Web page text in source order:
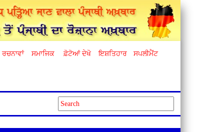
ਰਚਨਾਵਾਂ ਸਮਾਜਿਕ ਫ਼ੋਟੋਆਂ ਦੇਖੋ ਇਸ਼ਤਿਹਾਰ ਸਪਲੀਮੈਂਟ